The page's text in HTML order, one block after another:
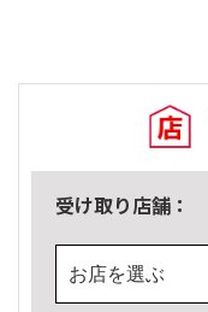
受け取り店舗：
お店を選ぶ